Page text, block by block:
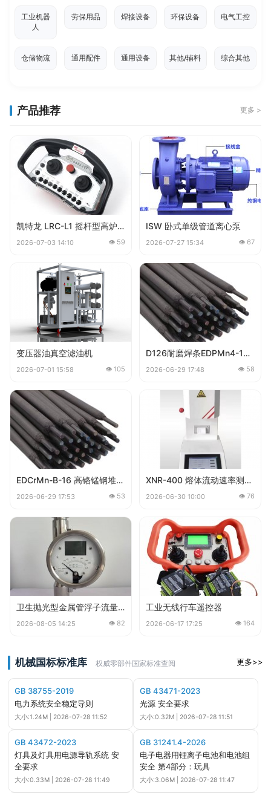
工业机器
人
劳保用品 焊接设备 环保设备 电气工控
仓储物流 通用配件 通用设备 其他/辅料 综合其他
产品推荐 更多 >
凯特龙 LRC-L1 摇杆型高炉泥炮工业遥控器
2026-07-03 14:10 👁 59
ISW 卧式单级管道离心泵
2026-07-27 15:34 👁 67
变压器油真空滤油机
2026-07-01 15:58 👁 105
D126耐磨焊条EDPMn4-16 锰钢堆焊耐磨焊条
2026-06-29 17:48 👁 58
EDCrMn-B-16 高铬锰钢堆焊焊条
2026-06-29 17:53 👁 53
XNR-400 熔体流动速率测定仪
2026-06-30 10:00 👁 76
卫生抛光型金属管浮子流量计
2026-08-05 14:25 👁 82
工业无线行车遥控器
2026-06-17 17:25 👁 164
机械国标标准库 权威零部件国家标准查阅 更多>>
GB 38755-2019
电力系统安全稳定导则
大小:1.24M | 2026-07-28 11:52
GB 43471-2023
光源 安全要求
大小:0.32M | 2026-07-28 11:51
GB 43472-2023
灯具及灯具用电源导轨系统 安
全要求
大小:0.33M | 2026-07-28 11:49
GB 31241.4-2026
电子电器用锂离子电池和电池组
安全 第4部分：玩具
大小:3.06M | 2026-07-28 11:47